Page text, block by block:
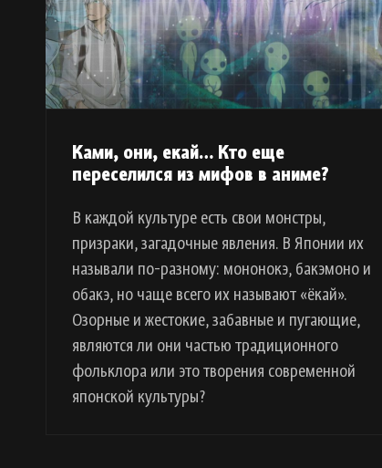
Ками, они, екай… Кто еще
переселился из мифов в аниме?
В каждой культуре есть свои монстры,
призраки, загадочные явления. В Японии их
называли по-разному: мононокэ, бакэмоно и
обакэ, но чаще всего их называют «ёкай».
Озорные и жестокие, забавные и пугающие,
являются ли они частью традиционного
фольклора или это творения современной
японской культуры?